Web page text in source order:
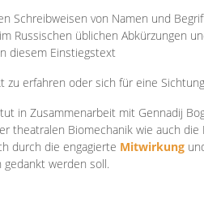
Schreibweisen von Namen und
Russischen üblichen Abkürzungen
diesem Einstiegstext
zu erfahren oder sich für eine
in Zusammenarbeit mit Gennadij
theatralen Biomechanik wie auch
durch die engagierte Mitwirkung
werden soll.